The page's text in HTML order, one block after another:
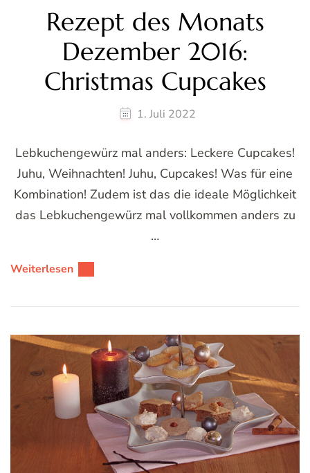
Rezept des Monats
Dezember 2016:
Christmas Cupcakes
1. Juli 2022
Lebkuchengewürz mal anders: Leckere Cupcakes!
Juhu, Weihnachten! Juhu, Cupcakes! Was für eine
Kombination! Zudem ist das die ideale Möglichkeit
das Lebkuchengewürz mal vollkommen anders zu
…
Weiterlesen